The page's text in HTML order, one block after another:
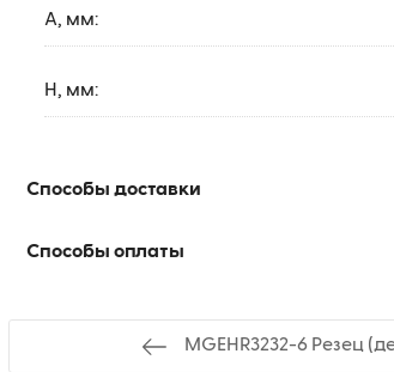
A, мм:
H, мм:
Способы доставки
Способы оплаты
MGEHR3232-6 Резец